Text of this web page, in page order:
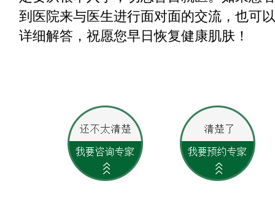
到医院来与医生进行面对面的交流，也可
详细解答，祝愿您早日恢复健康肌肤！